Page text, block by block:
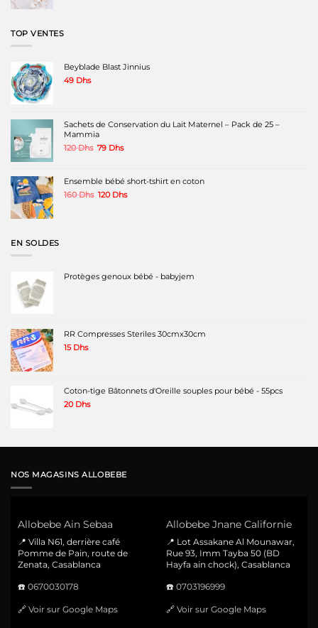
TOP VENTES
Beyblade Blast Jinnius
49 Dhs
Sachets de Conservation du Lait Maternel – Pack de 25 –
Mammia
120Dhs Le
était :
120 Dhs.
79 DhsLe
est :
79 Dhs.
Ensemble bébé short-tshirt en coton
160Dhs Le
120 DhsLe
EN SOLDES
Protèges genoux bébé - babyjem
RR Compresses Steriles 30cmx30cm
15 Dhs
Coton-tige Bâtonnets d'Oreille souples pour bébé - 55pcs
20 Dhs
NOS MAGASINS ALLOBEBE
Allobebe Ain Sebaa
📍 Villa N61, derrière café
Pomme de Pain, route de
Zenata, Casablanca
☎️ 0670030178
🔗 Voir sur Google Maps
Allobebe Jnane Californie
📍 Lot Assakane Al Mounawar,
Rue 93, Imm Tayba 50 (BD
Hayfa ain chock), Casablanca
☎️ 0703196999
🔗 Voir sur Google Maps